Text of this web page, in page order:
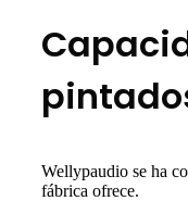
Wellypaudio se ha
fábrica ofrece.